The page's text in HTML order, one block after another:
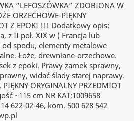
“LEFOSZÓWKA” ZDOBIONA W
ORZECHOWE-PIĘKNY
Z EPOKI !!! Dodatkowy opis:
z II poł. XIX w ( Francja lub
spodu, elementy metalowe
Łoże, drewniane-orzechowe.
z epoki. Prawy zamek sprawny,
widać ślady starej naprawy.
ORYGINALNY PRZEDMIOT
~115 cm NR KAT;1009658
622-02-46, kom. 500 628 542